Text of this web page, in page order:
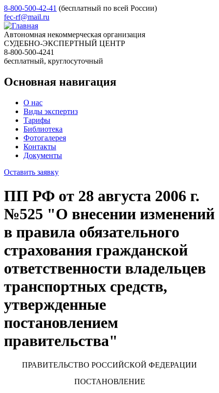
8-800-500-42-41 (бесплатный по всей России)
fec-rf@mail.ru
Автономная некоммерческая организация
СУДЕБНО-ЭКСПЕРТНЫЙ ЦЕНТР
8-800-500-4241
бесплатный, круглосуточный
Основная навигация
О нас
Виды экспертиз
Тарифы
Библиотека
Фотогалерея
Контакты
Документы
Оставить заявку
ПП РФ от 28 августа 2006 г.
№525 "О внесении изменений
в правила обязательного
страхования гражданской
ответственности владельцев
транспортных средств,
утвержденные
постановлением
правительства"
ПРАВИТЕЛЬСТВО РОССИЙСКОЙ ФЕДЕРАЦИИ
ПОСТАНОВЛЕНИЕ